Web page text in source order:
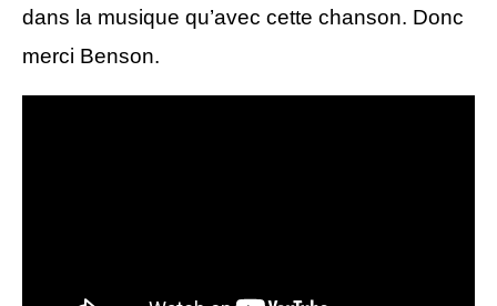
dans la musique qu’avec cette chanson. Donc
merci Benson.